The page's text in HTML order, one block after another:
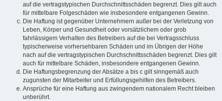
auf die vertragstypischen Durchschnittsschäden begrenzt. Dies gilt auch
für mittelbare Folgeschäden wie insbesondere entgangenen Gewinn.
Die Haftung ist gegenüber Unternehmern außer bei der Verletzung von
Leben, Körper und Gesundheit oder vorsätzlichem oder grob
fahrlässigem Verhalten des Betreibers auf die bei Vertragsschluss
typischerweise vorhersehbaren Schäden und im Übrigen der Höhe
nach auf die vertragstypischen Durchschnittsschäden begrenzt. Dies gilt
auch für mittelbare Schäden, insbesondere entgangenen Gewinn.
Die Haftungsbegrenzung der Absätze a bis c gilt sinngemäß auch
zugunsten der Mitarbeiter und Erfüllungsgehilfen des Betreibers.
Ansprüche für eine Haftung aus zwingendem nationalem Recht bleiben
unberührt.